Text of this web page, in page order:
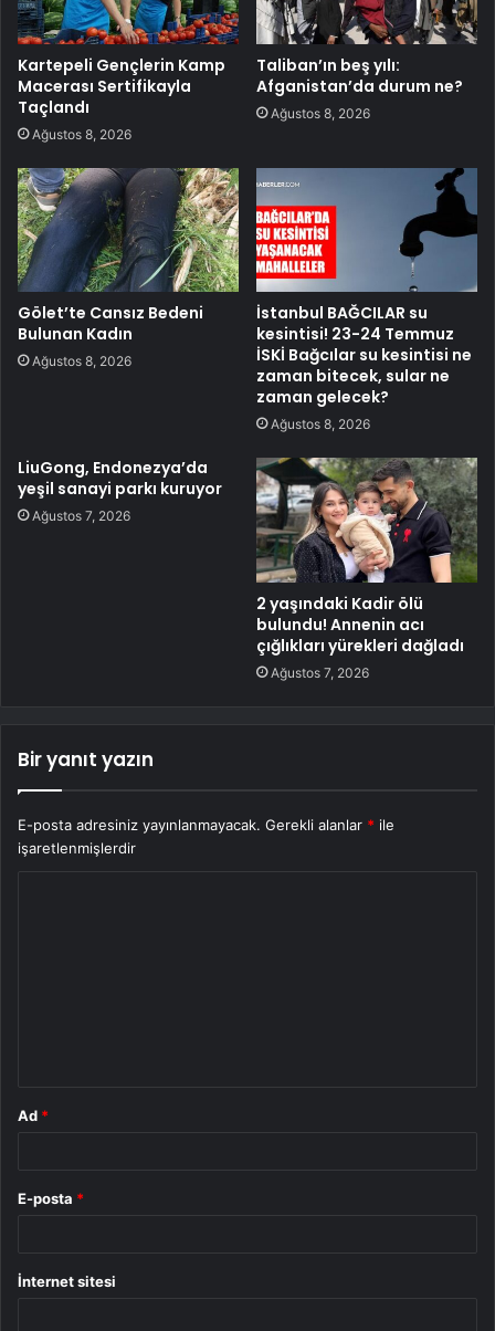
Kartepeli Gençlerin Kamp
Macerası Sertifikayla
Taçlandı
Ağustos 8, 2026
Taliban’ın beş yılı:
Afganistan’da durum ne?
Ağustos 8, 2026
Gölet’te Cansız Bedeni
Bulunan Kadın
Ağustos 8, 2026
İstanbul BAĞCILAR su
kesintisi! 23-24 Temmuz
İSKİ Bağcılar su kesintisi ne
zaman bitecek, sular ne
zaman gelecek?
Ağustos 8, 2026
LiuGong, Endonezya’da
yeşil sanayi parkı kuruyor
Ağustos 7, 2026
2 yaşındaki Kadir ölü
bulundu! Annenin acı
çığlıkları yürekleri dağladı
Ağustos 7, 2026
Bir yanıt yazın
E-posta adresiniz yayınlanmayacak. Gerekli alanlar * ile
işaretlenmişlerdir
Ad *
E-posta *
İnternet sitesi